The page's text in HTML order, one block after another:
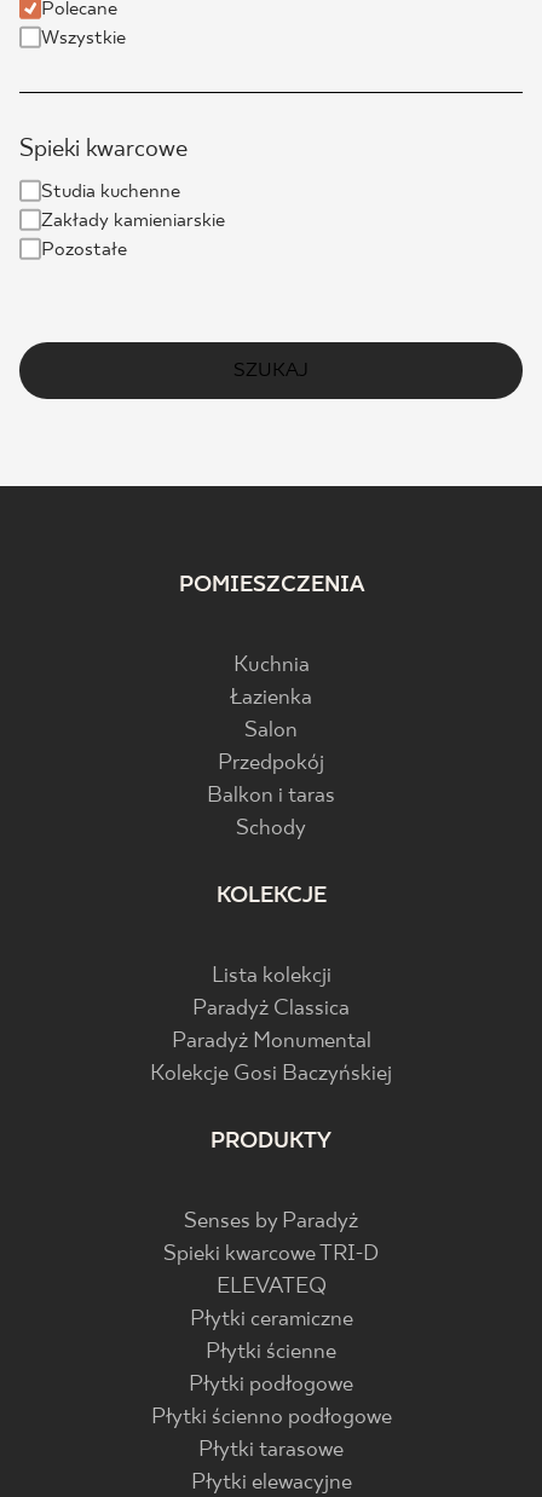
Polecane
Wszystkie
Spieki kwarcowe
Studia kuchenne
Zakłady kamieniarskie
Pozostałe
SZUKAJ
POMIESZCZENIA
Kuchnia
Łazienka
Salon
Przedpokój
Balkon i taras
Schody
KOLEKCJE
Lista kolekcji
Paradyż Classica
Paradyż Monumental
Kolekcje Gosi Baczyńskiej
PRODUKTY
Senses by Paradyż
Spieki kwarcowe TRI-D
ELEVATEQ
Płytki ceramiczne
Płytki ścienne
Płytki podłogowe
Płytki ścienno podłogowe
Płytki tarasowe
Płytki elewacyjne